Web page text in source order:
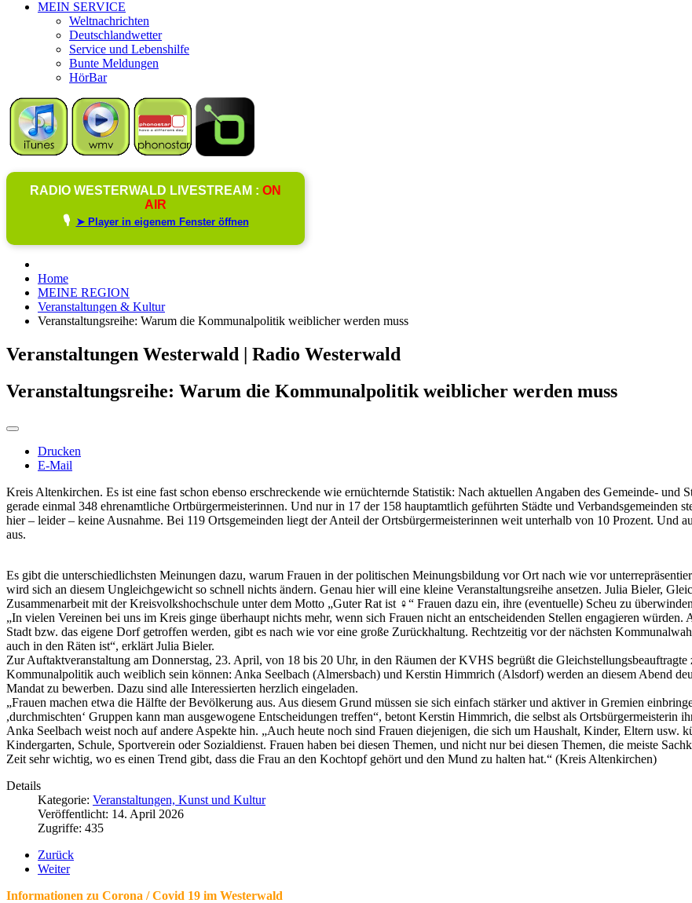
MEIN SERVICE
Weltnachrichten
Deutschlandwetter
Service und Lebenshilfe
Bunte Meldungen
HörBar
RADIO WESTERWALD LIVESTREAM : ON
AIR
🎙️ ➤ Player in eigenem Fenster öffnen
Home
MEINE REGION
Veranstaltungen & Kultur
Veranstaltungsreihe: Warum die Kommunalpolitik weiblicher werden muss
Veranstaltungen Westerwald | Radio Westerwald
Veranstaltungsreihe: Warum die Kommunalpolitik weiblicher werden muss
Drucken
E-Mail
Kreis Altenkirchen. Es ist eine fast schon ebenso erschreckende wie ernüchternde Statistik: Nach aktuellen Angaben des Gemeinde- und
gerade einmal 348 ehrenamtliche Ortbürgermeisterinnen. Und nur in 17 der 158 hauptamtlich geführten Städte und Verbandsgemeinden
hier – leider – keine Ausnahme. Bei 119 Ortsgemeinden liegt der Anteil der Ortsbürgermeisterinnen weit unterhalb von 10 Prozent. Und
aus.
Es gibt die unterschiedlichsten Meinungen dazu, warum Frauen in der politischen Meinungsbildung vor Ort nach wie vor
wird sich an diesem Ungleichgewicht so schnell nichts ändern. Genau hier will eine kleine Veranstaltungsreihe ansetzen. Julia Bieler,
Zusammenarbeit mit der Kreisvolkshochschule unter dem Motto „Guter Rat ist ♀“ Frauen dazu ein, ihre (eventuelle) Scheu zu
„In vielen Vereinen bei uns im Kreis ginge überhaupt nichts mehr, wenn sich Frauen nicht an entscheidenden Stellen engagieren
Stadt bzw. das eigene Dorf getroffen werden, gibt es nach wie vor eine große Zurückhaltung. Rechtzeitig vor der nächsten
auch in den Räten ist“, erklärt Julia Bieler.
Zur Auftaktveranstaltung am Donnerstag, 23. April, von 18 bis 20 Uhr, in den Räumen der KVHS begrüßt die Gleichstellungsbeauftragte
Kommunalpolitik auch weiblich sein können: Anka Seelbach (Almersbach) und Kerstin Himmrich (Alsdorf) werden an diesem Abend
Mandat zu bewerben. Dazu sind alle Interessierten herzlich eingeladen.
„Frauen machen etwa die Hälfte der Bevölkerung aus. Aus diesem Grund müssen sie sich einfach stärker und aktiver in Gremien
,durchmischten‘ Gruppen kann man ausgewogene Entscheidungen treffen“, betont Kerstin Himmrich, die selbst als Ortsbürgermeisterin
Anka Seelbach weist noch auf andere Aspekte hin. „Auch heute noch sind Frauen diejenigen, die sich um Haushalt, Kinder, Eltern usw.
Kindergarten, Schule, Sportverein oder Sozialdienst. Frauen haben bei diesen Themen, und nicht nur bei diesen Themen, die meiste
Zeit sehr wichtig, wo es einen Trend gibt, dass die Frau an den Kochtopf gehört und den Mund zu halten hat.“ (Kreis Altenkirchen)
Details
Kategorie: Veranstaltungen, Kunst und Kultur
Veröffentlicht: 14. April 2026
Zugriffe: 435
Zurück
Weiter
Informationen zu Corona / Covid 19 im Westerwald